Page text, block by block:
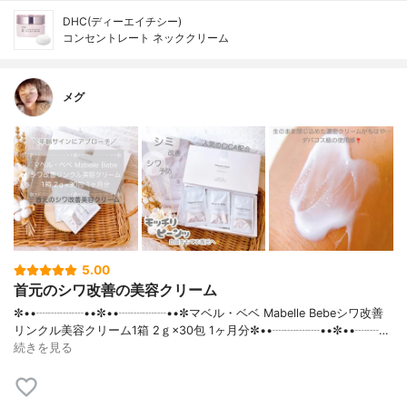
DHC(ディーエイチシー)
コンセントレート ネッククリーム
メグ
5.00
首元のシワ改善の美容クリーム
✼••┈┈┈┈••✼••┈┈┈┈••✼マベル・ベベ Mabelle Bebeシワ改善
リンクル美容クリーム1箱 2ｇ×30包 1ヶ月分✼••┈┈┈┈••✼••┈┈…
続きを見る